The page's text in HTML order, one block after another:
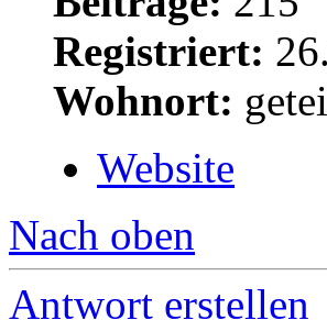
Registriert:
Wohnort:
Website
Nach oben
Antwort erstellen